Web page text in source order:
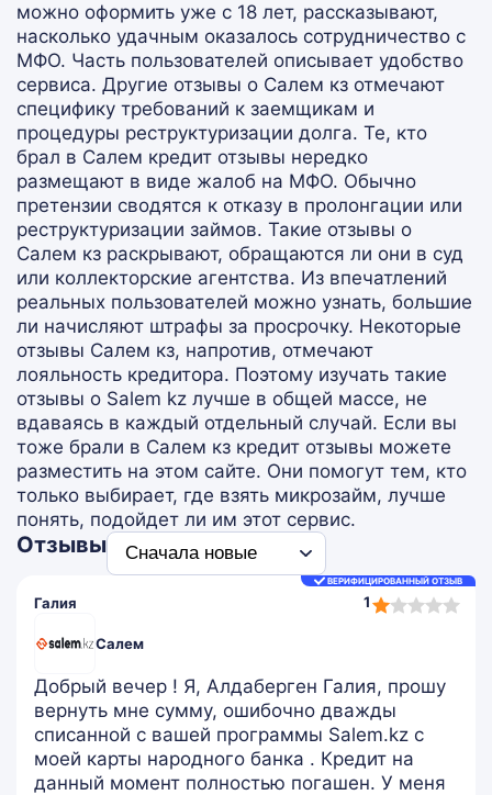
можно оформить уже с 18 лет, рассказывают,
насколько удачным оказалось сотрудничество с
МФО. Часть пользователей описывает удобство
сервиса. Другие отзывы о Салем кз отмечают
специфику требований к заемщикам и
процедуры реструктуризации долга. Те, кто
брал в Салем кредит отзывы нередко
размещают в виде жалоб на МФО. Обычно
претензии сводятся к отказу в пролонгации или
реструктуризации займов. Такие отзывы о
Салем кз раскрывают, обращаются ли они в суд
или коллекторские агентства. Из впечатлений
реальных пользователей можно узнать, большие
ли начисляют штрафы за просрочку. Некоторые
отзывы Салем кз, напротив, отмечают
лояльность кредитора. Поэтому изучать такие
отзывы о Salem kz лучше в общей массе, не
вдаваясь в каждый отдельный случай. Если вы
тоже брали в Салем кз кредит отзывы можете
разместить на этом сайте. Они помогут тем, кто
только выбирает, где взять микрозайм, лучше
понять, подойдет ли им этот сервис.
Отзывы
Галия
Салем
ВЕРИФИЦИРОВАННЫЙ ОТЗЫВ
1
1,0
rating
Добрый вечер ! Я, Алдаберген Галия, прошу
вернуть мне сумму, ошибочно дважды
списанной с вашей программы Salem.kz с
моей карты народного банка . Кредит на
данный момент полностью погашен. У меня